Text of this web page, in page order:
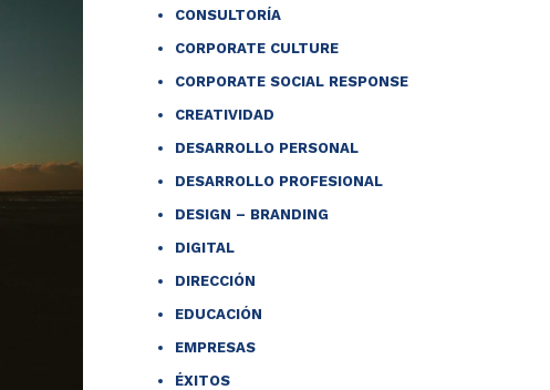
CONSULTORÍA
CORPORATE CULTURE
CORPORATE SOCIAL RESPONSE
CREATIVIDAD
DESARROLLO PERSONAL
DESARROLLO PROFESIONAL
DESIGN – BRANDING
DIGITAL
DIRECCIÓN
EDUCACIÓN
EMPRESAS
ÉXITOS